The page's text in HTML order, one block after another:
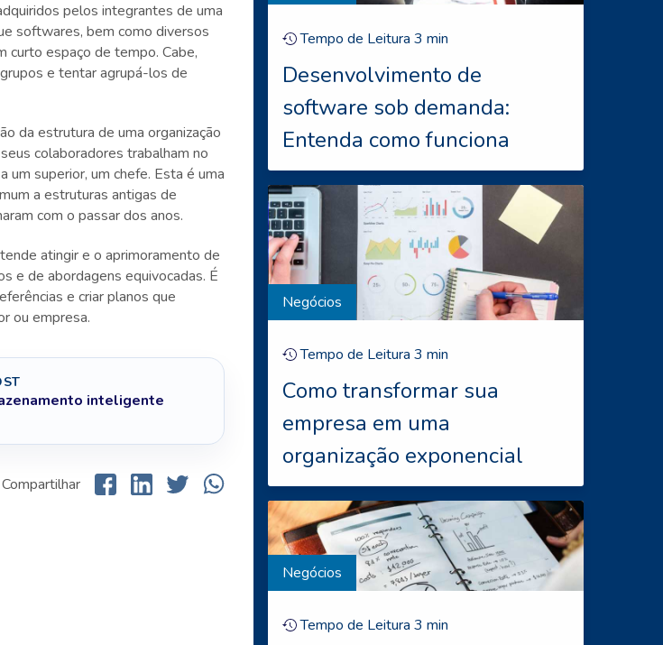
pelos integrantes de uma
softwares, bem como diversos
curto espaço de tempo. Cabe,
e tentar agrupá-los de
da estrutura de uma organização
colaboradores trabalham no
superior, um chefe. Esta é uma
a estruturas antigas de
com o passar dos anos.
atingir e o aprimoramento de
e de abordagens equivocadas. É
e criar planos que
ou empresa.
inteligente
Compartilhar
Tempo de Leitura 3 min
Desenvolvimento de
software sob demanda:
Entenda como funciona
Negócios
Tempo de Leitura 3 min
Como transformar sua
empresa em uma
organização exponencial
Negócios
Tempo de Leitura 3 min